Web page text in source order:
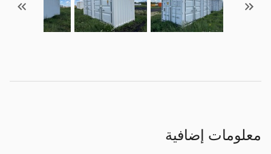
معلومات إضافية